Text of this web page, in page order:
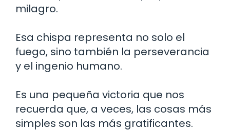
milagro.
Esa chispa representa no solo el
fuego, sino también la perseverancia
y el ingenio humano.
Es una pequeña victoria que nos
recuerda que, a veces, las cosas más
simples son las más gratificantes.